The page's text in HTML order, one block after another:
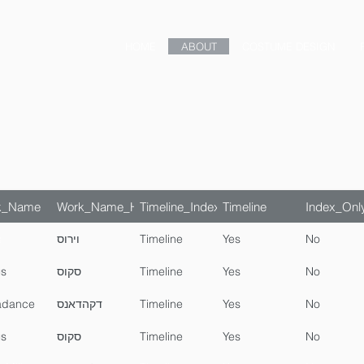
ABOUT
Work_Name_HebTimeline_Index Timeline
וירוס Timeline Yes No
סקוס Timeline Yes No
דקהדאנס Timeline Yes No
סקוס Timeline Yes No